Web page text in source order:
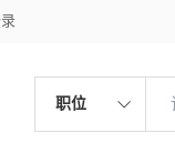
职位